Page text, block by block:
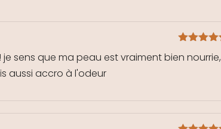
5
sens que ma peau est vraiment bien nourrie,
aussi accro à l'odeur